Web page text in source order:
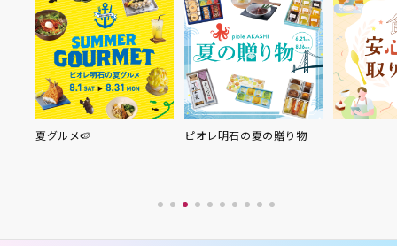
夏グルメ🍉 ピオレ明石の夏の贈り物